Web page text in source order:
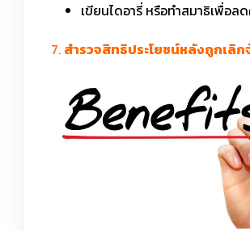
เขียนไดอารี่ หรือทำสมาธิเพื่อล
7. สำรวจสิทธิประโยชน์หลังถูกเลิก